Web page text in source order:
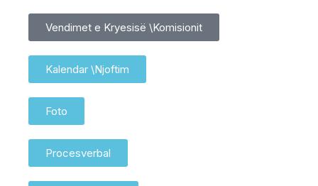
Vendimet e Kryesisë \Komisionit
Kalendar \Njoftim
Foto
Procesverbal